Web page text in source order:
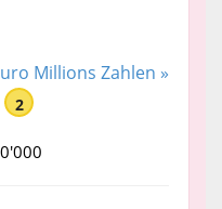
Millions Zahlen »
2